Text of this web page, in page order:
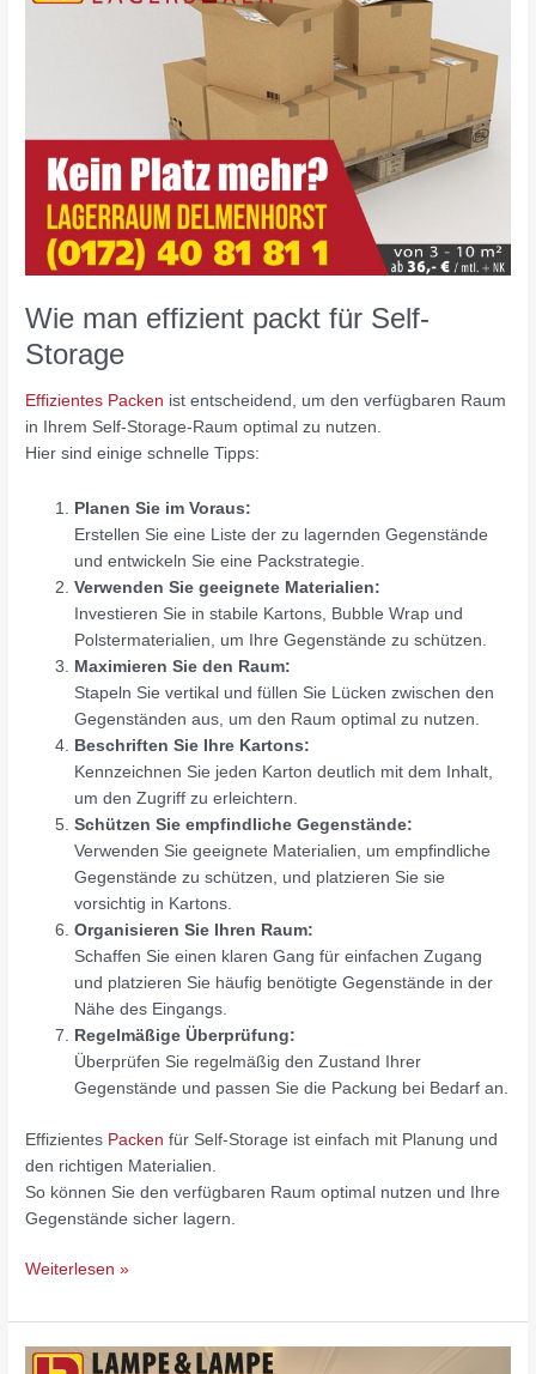
Wie man effizient packt für Self-
Storage
Effizientes Packen ist entscheidend, um den verfügbaren Raum
in Ihrem Self-Storage-Raum optimal zu nutzen.
Hier sind einige schnelle Tipps:
Planen Sie im Voraus:
Erstellen Sie eine Liste der zu lagernden Gegenstände
und entwickeln Sie eine Packstrategie.
Verwenden Sie geeignete Materialien:
Investieren Sie in stabile Kartons, Bubble Wrap und
Polstermaterialien, um Ihre Gegenstände zu schützen.
Maximieren Sie den Raum:
Stapeln Sie vertikal und füllen Sie Lücken zwischen den
Gegenständen aus, um den Raum optimal zu nutzen.
Beschriften Sie Ihre Kartons:
Kennzeichnen Sie jeden Karton deutlich mit dem Inhalt,
um den Zugriff zu erleichtern.
Schützen Sie empfindliche Gegenstände:
Verwenden Sie geeignete Materialien, um empfindliche
Gegenstände zu schützen, und platzieren Sie sie
vorsichtig in Kartons.
Organisieren Sie Ihren Raum:
Schaffen Sie einen klaren Gang für einfachen Zugang
und platzieren Sie häufig benötigte Gegenstände in der
Nähe des Eingangs.
Regelmäßige Überprüfung:
Überprüfen Sie regelmäßig den Zustand Ihrer
Gegenstände und passen Sie die Packung bei Bedarf an.
Effizientes Packen für Self-Storage ist einfach mit Planung und
den richtigen Materialien.
So können Sie den verfügbaren Raum optimal nutzen und Ihre
Gegenstände sicher lagern.
effizient
Weiterlesen »
Langfristige